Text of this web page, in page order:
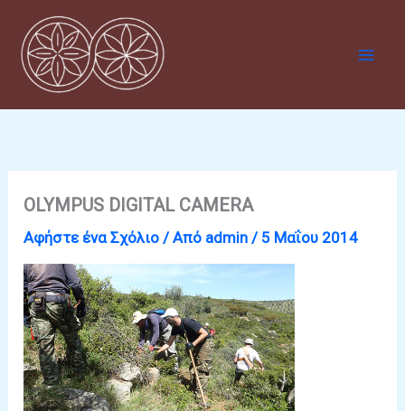
Μετάβαση
στο
περιεχόμενο
OLYMPUS DIGITAL CAMERA
Αφήστε ένα Σχόλιο / Από admin / 5 Μαΐου 2014